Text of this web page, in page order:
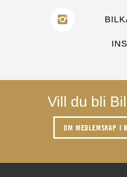
Vill du bli
OM MEDLEMSKAP I